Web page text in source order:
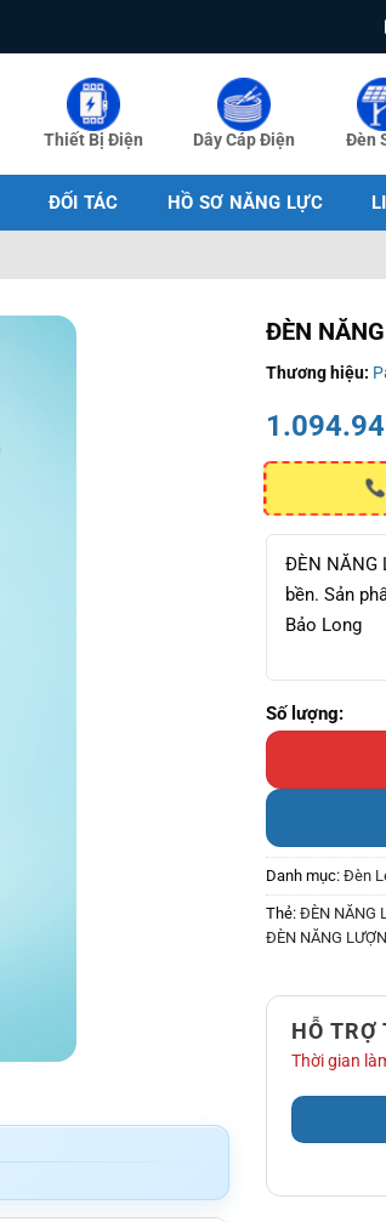
Thiết Bị Điện Dây Cáp Điện Đèn
ĐỐI TÁC HỒ SƠ NĂNG LỰC
ĐÈN
Thương hiệu:
ĐÈN NĂNG
bền. Sản
Bảo Long
ĐÈN NĂNG
Danh mục: Đèn
Thẻ: ĐÈN NĂNG
ĐÈN NĂNG
HỖ TRỢ
Thời gian